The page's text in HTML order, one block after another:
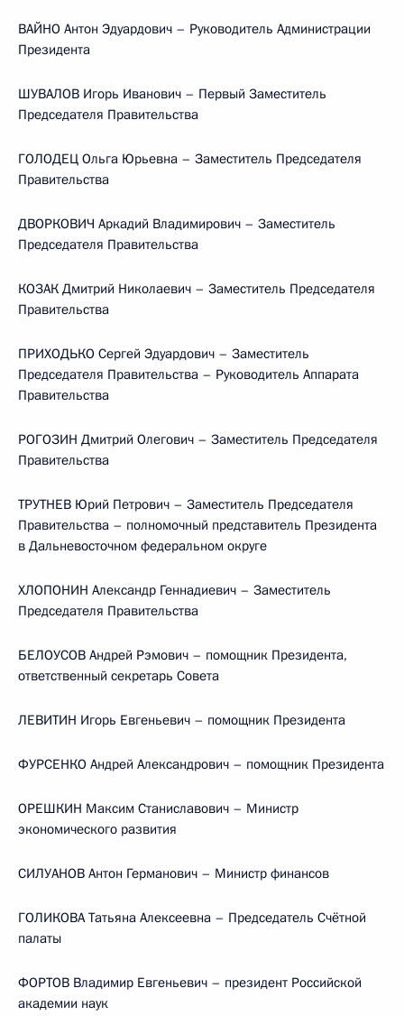
ВАЙНО Антон Эдуардович – Руководитель Администрации
Президента
ШУВАЛОВ Игорь Иванович – Первый Заместитель
Председателя Правительства
ГОЛОДЕЦ Ольга Юрьевна – Заместитель Председателя
Правительства
ДВОРКОВИЧ Аркадий Владимирович – Заместитель
Председателя Правительства
КОЗАК Дмитрий Николаевич – Заместитель Председателя
Правительства
ПРИХОДЬКО Сергей Эдуардович – Заместитель
Председателя Правительства – Руководитель Аппарата
Правительства
РОГОЗИН Дмитрий Олегович – Заместитель Председателя
Правительства
ТРУТНЕВ Юрий Петрович – Заместитель Председателя
Правительства – полномочный представитель Президента
в Дальневосточном федеральном округе
ХЛОПОНИН Александр Геннадиевич – Заместитель
Председателя Правительства
БЕЛОУСОВ Андрей Рэмович – помощник Президента,
ответственный секретарь Совета
ЛЕВИТИН Игорь Евгеньевич – помощник Президента
ФУРСЕНКО Андрей Александрович – помощник Президента
ОРЕШКИН Максим Станиславович – Министр
экономического развития
СИЛУАНОВ Антон Германович – Министр финансов
ГОЛИКОВА Татьяна Алексеевна – Председатель Счётной
палаты
ФОРТОВ Владимир Евгеньевич – президент Российской
академии наук